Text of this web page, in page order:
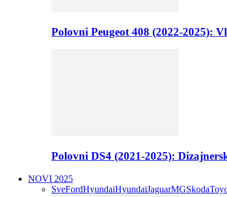
Polovni Peugeot 408 (2022-2025):
Polovni DS4 (2021-2025):
NOVI 2025
SveFordHyundaiHyundaiJaguarMGSkoda